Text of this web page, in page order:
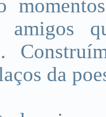
amigos
da